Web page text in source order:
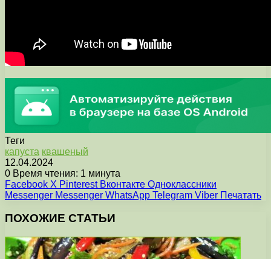
Теги
капуста квашеный
12.04.2024
0 Время чтения: 1 минута
Facebook X Pinterest Вконтакте Одноклассники
Messenger Messenger WhatsApp Telegram Viber Печатать
ПОХОЖИЕ СТАТЬИ